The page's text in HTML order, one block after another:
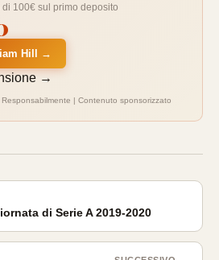
100€ sul primo deposito
Hill →
→
| Contenuto sponsorizzato
di Serie A 2019-2020